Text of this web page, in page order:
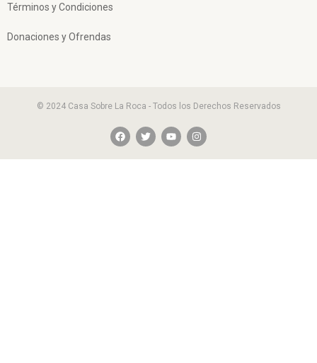
Términos y Condiciones
Donaciones y Ofrendas
© 2024 Casa Sobre La Roca - Todos los Derechos Reservados